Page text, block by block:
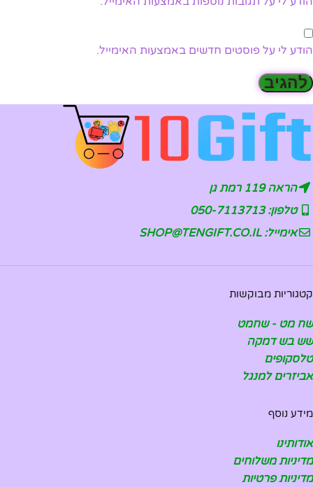
הודע לי על פוסטים חדשים באמצעות האימייל.
הראה 119 רמת גן
טלפון: 050-7113713
אימייל: SHOP@TENGIFT.CO.IL
קטגוריות מבוקשות
שח מט - שחמט
שש בש דמקה
טלסקופים
אביזרים למנגל
מידע נוסף
אודותינו
מדיניות משלוחים
מדיניות פרטיות